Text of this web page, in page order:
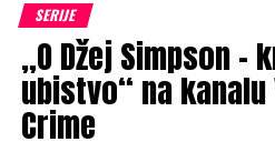
SERIJE
„O Džej Simpson –
ubistvo“ na
Crime